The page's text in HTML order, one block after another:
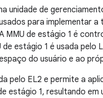
unidade de
para implementar
de estágio 1 é
estágio 1 é usada
do usuário e ao
pelo EL2 e permite a
estágio 1, resultando